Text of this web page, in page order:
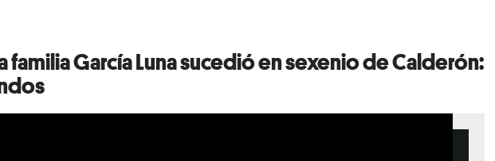
familia García Luna sucedió en sexenio de Calderón: